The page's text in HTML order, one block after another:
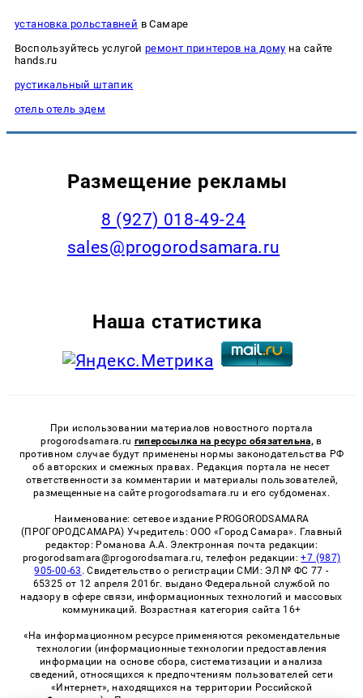
установка рольставней в Самаре
Воспользуйтесь услугой ремонт принтеров на дому на сайте
hands.ru
рустикальный штапик
отель отель эдем
Размещение рекламы
8 (927) 018-49-24
sales@progorodsamara.ru
Наша статистика
При использовании материалов новостного портала
progorodsamara.ru гиперссылка на ресурс обязательна, в
противном случае будут применены нормы законодательства РФ
об авторских и смежных правах. Редакция портала не несет
ответственности за комментарии и материалы пользователей,
размещенные на сайте progorodsamara.ru и его субдоменах.
Наименование: сетевое издание PROGORODSAMARA
(ПРОГОРОДСАМАРА) Учредитель: ООО «Город Самара». Главный
редактор: Романова А.А. Электронная почта редакции:
progorodsamara@progorodsamara.ru, телефон редакции:+7 (987)
905-00-63 . Свидетельство о регистрации СМИ: ЭЛ № ФС 77 -
65325 от 12 апреля 2016г. выдано Федеральной службой по
надзору в сфере связи, информационных технологий и массовых
коммуникаций. Возрастная категория сайта 16+
«На информационном ресурсе применяются рекомендательные
технологии (информационные технологии предоставления
информации на основе сбора, систематизации и анализа
сведений, относящихся к предпочтениям пользователей сети
«Интернет», находящихся на территории Российской